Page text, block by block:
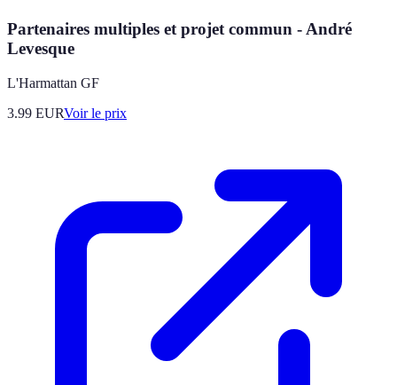
Partenaires multiples et projet commun - André
Levesque
L'Harmattan GF
3.99 EURVoir le prix